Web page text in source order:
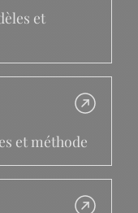
et
et méthode